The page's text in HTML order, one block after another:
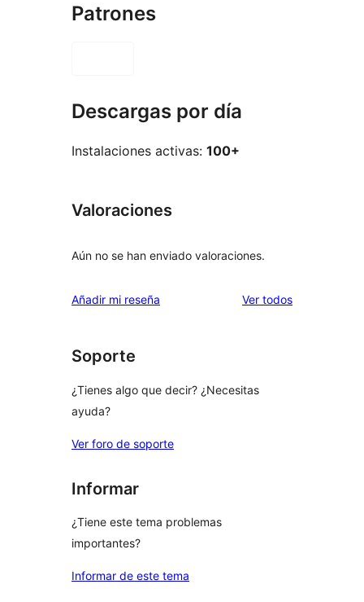
Patrones
Descargas por día
Instalaciones activas: 100+
Valoraciones
Aún no se han enviado valoraciones.
Añadir mi reseña Ver todoslos
Soporte
¿Tienes algo que decir? ¿Necesitas
ayuda?
Ver foro de soporte
Informar
¿Tiene este tema problemas
importantes?
Informar de este tema